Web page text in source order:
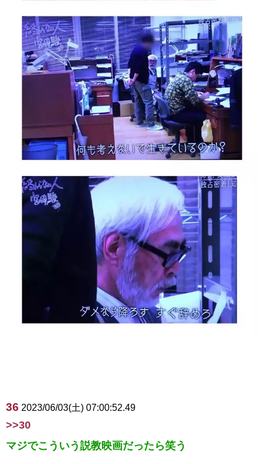
36 2023/06/03(土) 07:00:52.49
>>30
マジでこういう説教映画だったら笑う